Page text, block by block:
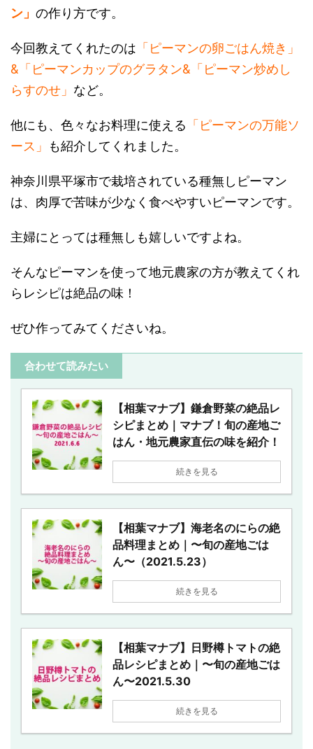
ン」 の作り方です。
今回教えてくれたのは 「ピーマンの卵ごはん焼き」
&「ピーマンカップのグラタン&「ピーマン炒めし
らすのせ」 など。
他にも、色々なお料理に使える 「ピーマンの万能ソ
ース」
も紹介してくれました。
神奈川県平塚市で栽培されている種無しピーマン
は、肉厚で苦味が少なく食べやすいピーマンです。
主婦にとっては種無しも嬉しいですよね。
そんなピーマンを使って地元農家の方が教えてくれ
らレシピは絶品の味！
ぜひ作ってみてくださいね。
合わせて読みたい
【相葉マナブ】鎌倉野菜の絶品レ
シピまとめ｜マナブ！旬の産地ご
はん・地元農家直伝の味を紹介！
続きを見る
【相葉マナブ】海老名のにらの絶
品料理まとめ｜〜旬の産地ごは
ん〜（2021.5.23）
続きを見る
【相葉マナブ】日野樽トマトの絶
品レシピまとめ｜〜旬の産地ごは
ん〜2021.5.30
続きを見る